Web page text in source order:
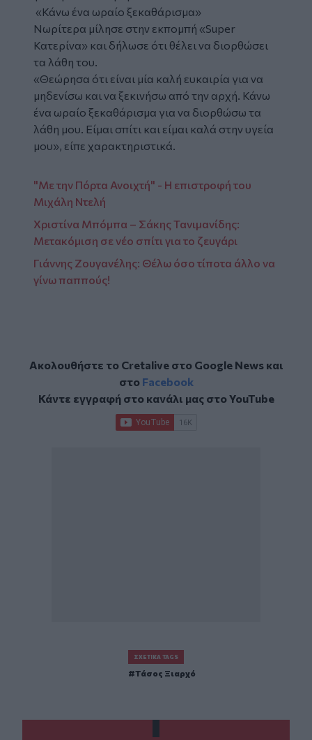
«Κάνω ένα ωραίο ξεκαθάρισμα»
Νωρίτερα μίλησε στην εκπομπή «Super
Κατερίνα» και δήλωσε ότι θέλει να διορθώσει
τα λάθη του.
«Θεώρησα ότι είναι μία καλή ευκαιρία για να
μηδενίσω και να ξεκινήσω από την αρχή. Κάνω
ένα ωραίο ξεκαθάρισμα για να διορθώσω τα
λάθη μου. Είμαι σπίτι και είμαι καλά στην υγεία
μου», είπε χαρακτηριστικά.
"Με την Πόρτα Ανοιχτή" - Η επιστροφή του
Μιχάλη Ντελή
Χριστίνα Μπόμπα – Σάκης Τανιμανίδης:
Μετακόμιση σε νέο σπίτι για το ζευγάρι
Γιάννης Ζουγανέλης: Θέλω όσο τίποτα άλλο να
γίνω παππούς!
Ακολουθήστε το Cretalive στο Google Newsκαι
στο Facebook
Κάντε εγγραφή στο κανάλι μας στοYouTube
ΣΧΕΤΙΚΆ TAGS
Τάσος Ξιαρχό